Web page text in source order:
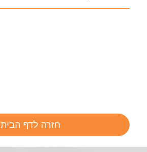
חזרה לדף הבית